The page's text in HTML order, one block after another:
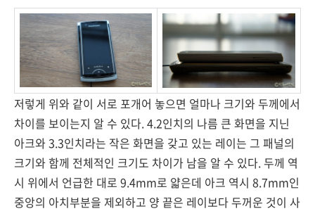
저렇게 위와 같이 서로 포개어 놓으면 얼마나 크기와 두께에서
차이를 보이는지 알 수 있다. 4.2인치의 나름 큰 화면을 지닌
아크와 3.3인치라는 작은 화면을 갖고 있는 레이는 그 패널의
크기와 함께 전체적인 크기도 차이가 남을 알 수 있다. 두께 역
시 위에서 언급한 대로 9.4mm로 얇은데 아크 역시 8.7mm인
중앙의 아치부분을 제외하고 양 끝은 레이보다 두꺼운 것이 사